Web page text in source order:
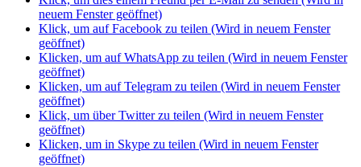
neuem Fenster geöffnet)
Klick, um auf Facebook zu teilen (Wird in neuem Fenster
geöffnet)
Klicken, um auf WhatsApp zu teilen (Wird in neuem Fenster
geöffnet)
Klicken, um auf Telegram zu teilen (Wird in neuem Fenster
geöffnet)
Klick, um über Twitter zu teilen (Wird in neuem Fenster
geöffnet)
Klicken, um in Skype zu teilen (Wird in neuem Fenster
geöffnet)